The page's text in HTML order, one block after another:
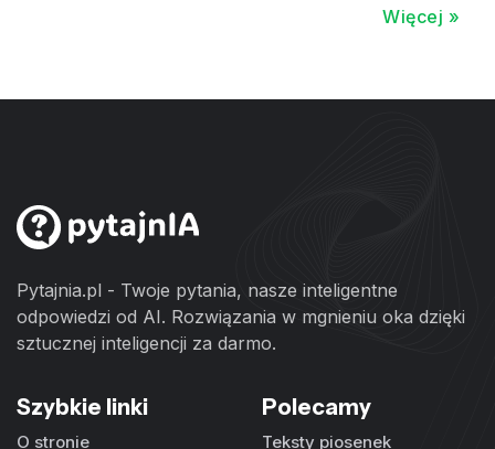
Więcej »
Pytajnia.pl - Twoje pytania, nasze inteligentne
odpowiedzi od AI. Rozwiązania w mgnieniu oka dzięki
sztucznej inteligencji za darmo.
Szybkie linki
O stronie
Polecamy
Teksty piosenek